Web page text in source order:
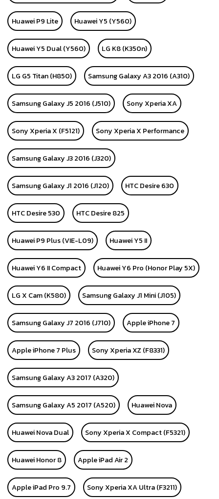
Huawei P9 Lite Huawei Y5 (Y560)
Huawei Y5 Dual (Y560) LG K8 (K350n)
LG G5 Titan (H850) Samsung Galaxy A3 2016 (A310)
Samsung Galaxy J5 2016 (J510) Sony Xperia XA
Sony Xperia X (F5121) Sony Xperia X Performance
Samsung Galaxy J3 2016 (J320)
Samsung Galaxy J1 2016 (J120) HTC Desire 630
HTC Desire 530 HTC Desire 825
Huawei P9 Plus (VIE-L09) Huawei Y5 II
Huawei Y6 II Compact Huawei Y6 Pro (Honor Play 5X)
LG X Cam (K580) Samsung Galaxy J1 Mini (J105)
Samsung Galaxy J7 2016 (J710) Apple iPhone 7
Apple iPhone 7 Plus Sony Xperia XZ (F8331)
Samsung Galaxy A3 2017 (A320)
Samsung Galaxy A5 2017 (A520) Huawei Nova
Huawei Nova Dual Sony Xperia X Compact (F5321)
Huawei Honor 8 Apple iPad Air 2
Apple iPad Pro 9.7 Sony Xperia XA Ultra (F3211)